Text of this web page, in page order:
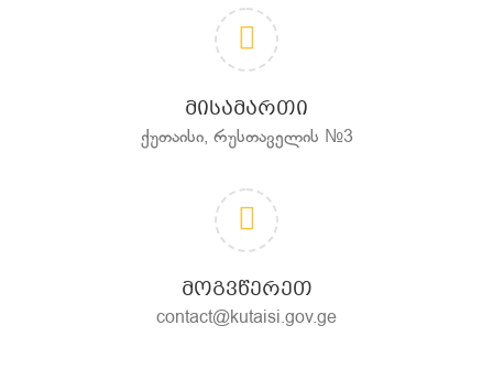
ᲛᲘᲡᲐᲛᲐᲠᲗᲘ
ქუთაისი, რუსთაველის №3
ᲛᲝᲒᲕᲬᲔᲠᲔᲗ
contact@kutaisi.gov.ge